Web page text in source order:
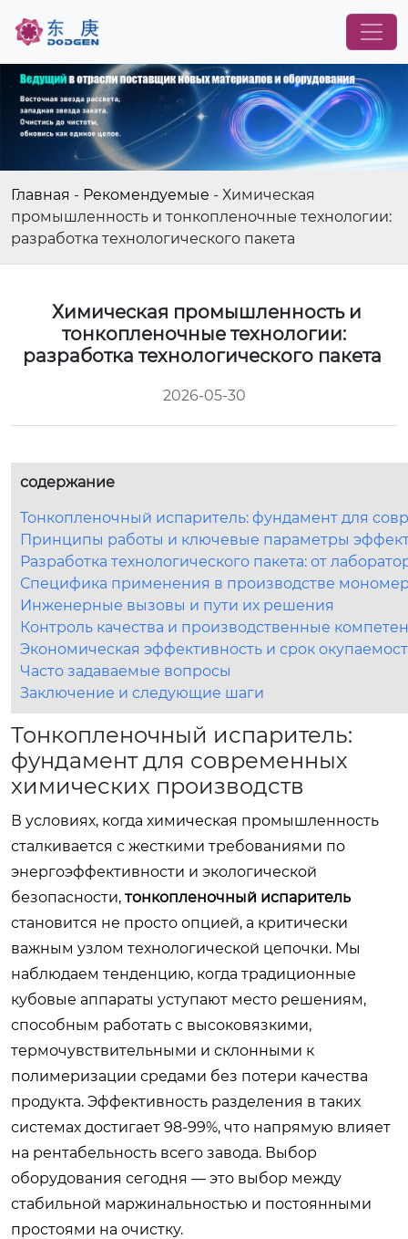
Главная - Рекомендуемые - Химическая
промышленность и тонкопленочные технологии:
разработка технологического пакета
Химическая промышленность и
тонкопленочные технологии:
разработка технологического пакета
2026-05-30
содержание
Тонкопленочный испаритель: фундамент для
Принципы работы и ключевые параметры
Разработка технологического пакета: от
Специфика применения в производстве
Инженерные вызовы и пути их решения
Контроль качества и производственные
Экономическая эффективность и срок
Часто задаваемые вопросы
Заключение и следующие шаги
Тонкопленочный испаритель:
фундамент для современных
химических производств
В условиях, когда химическая промышленность
сталкивается с жесткими требованиями по
энергоэффективности и экологической
безопасности, тонкопленочный испаритель
становится не просто опцией, а критически
важным узлом технологической цепочки. Мы
наблюдаем тенденцию, когда традиционные
кубовые аппараты уступают место решениям,
способным работать с высоковязкими,
термочувствительными и склонными к
полимеризации средами без потери качества
продукта. Эффективность разделения в таких
системах достигает 98-99%, что напрямую влияет
на рентабельность всего завода. Выбор
оборудования сегодня — это выбор между
стабильной маржинальностью и постоянными
простоями на очистку.